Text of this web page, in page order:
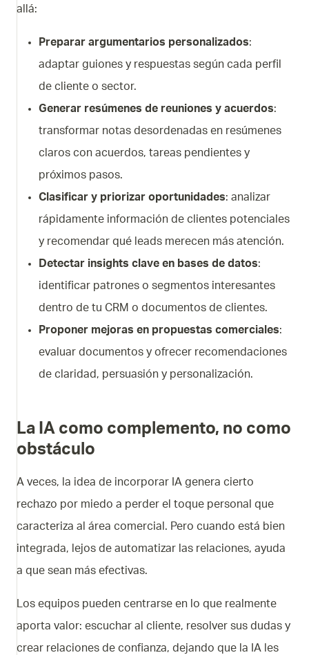
allá:
Preparar argumentarios personalizados:
adaptar guiones y respuestas según cada perfil
de cliente o sector.
Generar resúmenes de reuniones y acuerdos:
transformar notas desordenadas en resúmenes
claros con acuerdos, tareas pendientes y
próximos pasos.
Clasificar y priorizar oportunidades: analizar
rápidamente información de clientes potenciales
y recomendar qué leads merecen más atención.
Detectar insights clave en bases de datos:
identificar patrones o segmentos interesantes
dentro de tu CRM o documentos de clientes.
Proponer mejoras en propuestas comerciales:
evaluar documentos y ofrecer recomendaciones
de claridad, persuasión y personalización.
La IA como complemento, no como
obstáculo
A veces, la idea de incorporar IA genera cierto
rechazo por miedo a perder el toque personal que
caracteriza al área comercial. Pero cuando está bien
integrada, lejos de automatizar las relaciones, ayuda
a que sean más efectivas.
Los equipos pueden centrarse en lo que realmente
aporta valor: escuchar al cliente, resolver sus dudas y
crear relaciones de confianza, dejando que la IA les